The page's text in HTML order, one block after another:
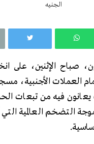
الجنيه
صباح الإثنين، على
يعانون فيه من تبعات
التضخم العالمية